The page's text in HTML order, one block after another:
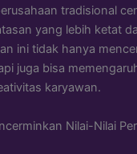
tradisional
yang lebih ketat
ini tidak hanya
juga bisa
karyawan.
Nilai-Nilai